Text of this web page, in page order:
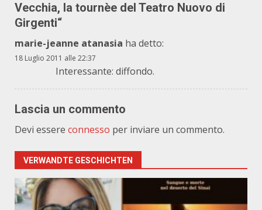
Vecchia, la tournèe del Teatro Nuovo di
Girgenti“
marie-jeanne atanasia ha detto:
18 Luglio 2011 alle 22:37
Interessante: diffondo.
Lascia un commento
Devi essere connesso per inviare un commento.
VERWANDTE GESCHICHTEN